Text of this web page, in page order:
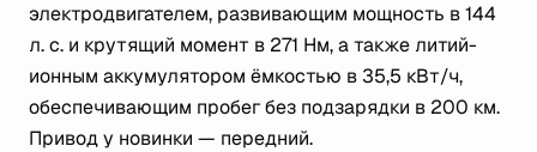
электродвигателем, развивающим мощность в 144
л. с. и крутящий момент в 271 Нм, а также литий-
ионным аккумулятором ёмкостью в 35,5 кВт/ч,
обеспечивающим пробег без подзарядки в 200 км.
Привод у новинки — передний.